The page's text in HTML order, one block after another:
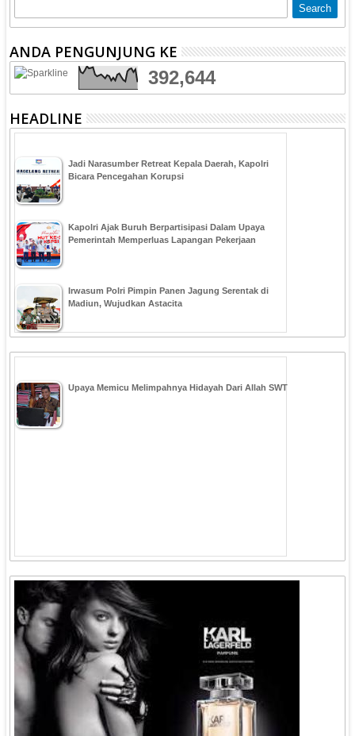
ANDA PENGUNJUNG KE
392,644
HEADLINE
Jadi Narasumber Retreat Kepala Daerah, Kapolri
Bicara Pencegahan Korupsi
Kapolri Ajak Buruh Berpartisipasi Dalam Upaya
Pemerintah Memperluas Lapangan Pekerjaan
Irwasum Polri Pimpin Panen Jagung Serentak di
Madiun, Wujudkan Astacita
Upaya Memicu Melimpahnya Hidayah Dari Allah SWT